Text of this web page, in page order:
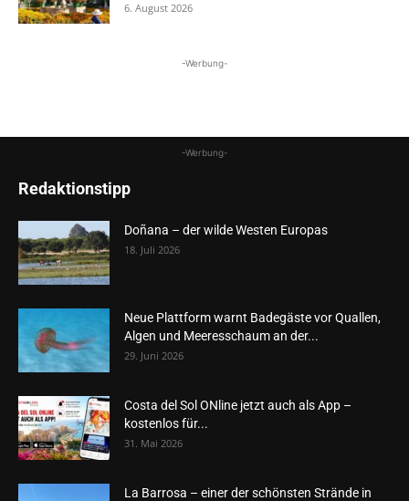
6. August 2026
-Werbung-
-Werbung-
Redaktionstipp
Doñana – der wilde Westen Europas
18. Juli 2026
Neue Plattform warnt Badegäste vor Quallen,
Algen und Meeresschaum an der...
29. Juni 2026
Costa del Sol ONline jetzt auch als App –
kostenlos für...
31. Mai 2026
La Barrosa – einer der schönsten Strände in